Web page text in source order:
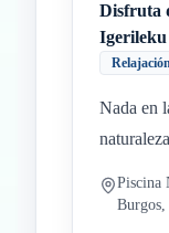
Disfruta
Igerileku
Nada en
Piscina
Burgos,